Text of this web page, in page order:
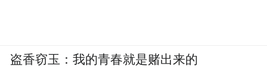
盗香窃玉：我的青春就是赌出来的